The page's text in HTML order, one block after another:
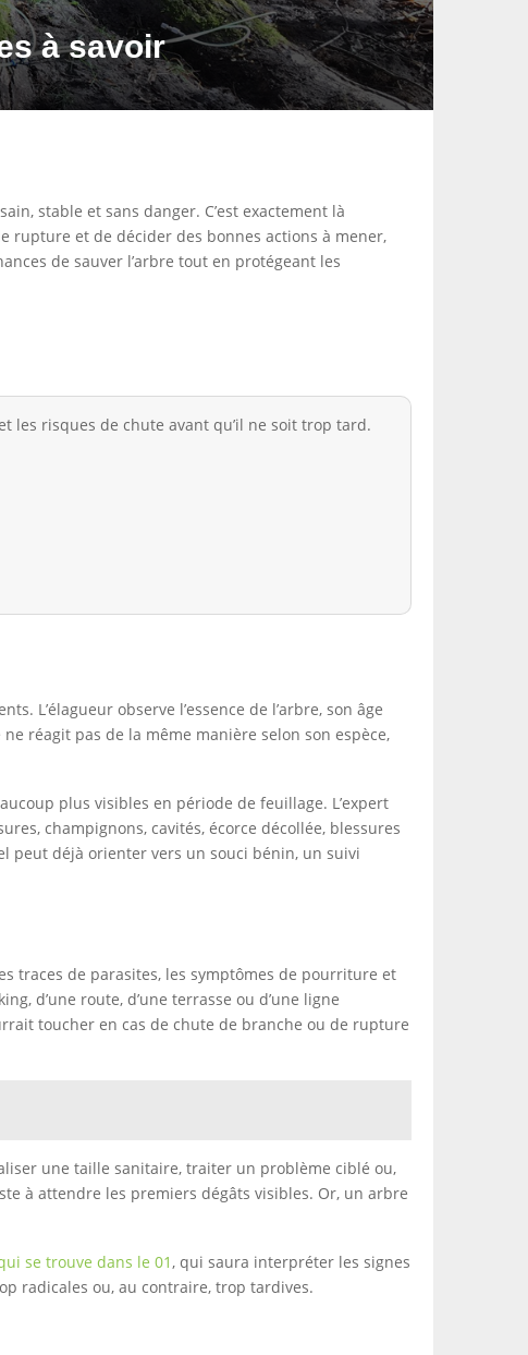
à savoir
stable et sans danger. C’est exactement là
rupture et de décider des bonnes actions à mener,
de sauver l’arbre tout en protégeant les
les risques de chute avant qu’il ne soit trop tard.
L’élagueur observe l’essence de l’arbre, son âge
réagit pas de la même manière selon son espèce,
plus visibles en période de feuillage. L’expert
champignons, cavités, écorce décollée, blessures
peut déjà orienter vers un souci bénin, un suivi
traces de parasites, les symptômes de pourriture et
d’une route, d’une terrasse ou d’une ligne
toucher en cas de chute de branche ou de rupture
une taille sanitaire, traiter un problème ciblé ou,
à attendre les premiers dégâts visibles. Or, un arbre
se trouve dans le 01, qui saura interpréter les signes
radicales ou, au contraire, trop tardives.